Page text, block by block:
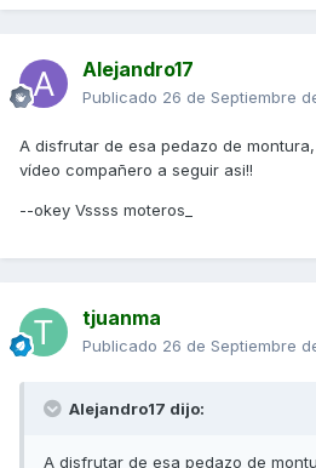
Alejandro17
Publicado 26 de Septiembre
A disfrutar de esa pedazo de
vídeo compañero a seguir asi!!
--okey Vssss moteros_
tjuanma
Publicado 26 de Septiembre
Alejandro17 dijo:
A disfrutar de esa pedazo de